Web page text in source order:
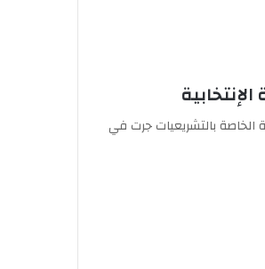
الخاصة بالتشريعيات جرت في